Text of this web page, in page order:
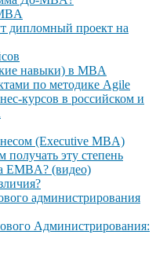
дипломный проект на
навыки) в MBA
по методике Agile
курсов в российском и
(Executive MBA)
получать эту степень
EMBA? (видео)
администрирования
Администрирования: